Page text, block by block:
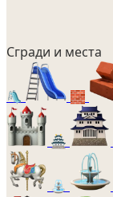
Сгради и места
🛝 🧱
🏯
⛲